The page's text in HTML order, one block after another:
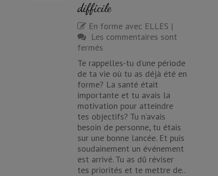
difficile
En forme avec ELLES |
Les commentaires sont
fermés
Te rappelles-tu d’une période
de ta vie où tu as déjà été en
forme? La santé était
importante et tu avais la
motivation pour atteindre
tes objectifs? Tu n’avais
besoin de personne, tu étais
sur une bonne lancée. Et puis
soudainement un événement
est arrivé. Tu as dû réviser
tes priorités et te mettre de..